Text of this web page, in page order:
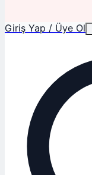
Giriş Yap / Üye Ol